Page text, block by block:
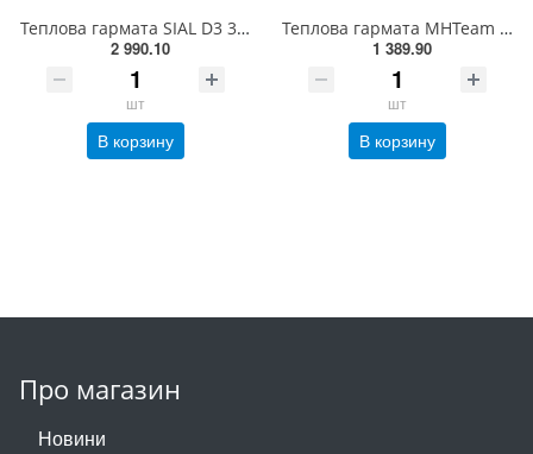
Теплова гармата SIAL D3 3 кВт чорна(332302532)
2 990.10
шт
В корзину
Теплова гармата MHTeam EH6-02 YELLOW 2 кВт 230 В(175100106)
1 389.90
шт
В корзину
Про магазин
Новини